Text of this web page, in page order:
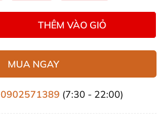
THÊM VÀO GIỎ
MUA NGAY
0902571389 (7:30 - 22:00)